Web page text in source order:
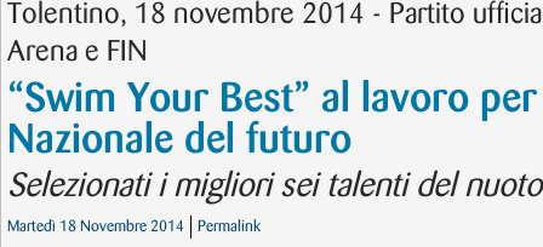
Tolentino, 18 novembre 2014 - Partito
Arena e FIN
“Swim Your Best” al lavoro
Nazionale del futuro
Selezionati i migliori sei talenti del
Martedì 18 Novembre 2014 Permalink